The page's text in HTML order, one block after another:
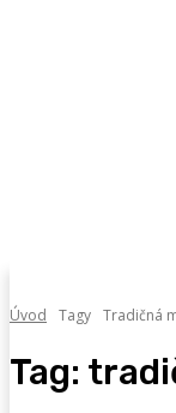
Úvod Tagy Tradičná
Tag: